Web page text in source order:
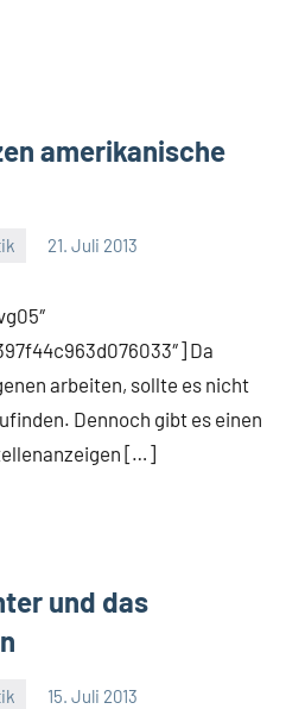
amerikanische
21. Juli 2013
Da
arbeiten, sollte es nicht
Dennoch gibt es einen
[…]
und das
15. Juli 2013